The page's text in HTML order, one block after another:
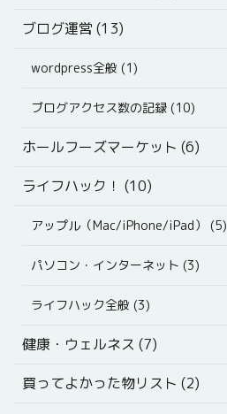
ブログ運営 (13)
wordpress全般 (1)
ブログアクセス数の記録 (10)
ホールフーズマーケット (6)
ライフハック！ (10)
アップル（Mac/iPhone/iPad） (5)
パソコン・インターネット (3)
ライフハック全般 (3)
健康・ウェルネス (7)
買ってよかった物リスト (2)